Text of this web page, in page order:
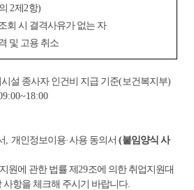
2제2항)
회 시 결격사유가 없는 자
및 고용 취소
설 종사자 인건비 지급 기준(보건복지부)
개인정보이용·사용 동의서(붙임양식 사
원에 관한 법률 제29조에 의한 취업지원대
항을 체크해 주시기 바랍니다.